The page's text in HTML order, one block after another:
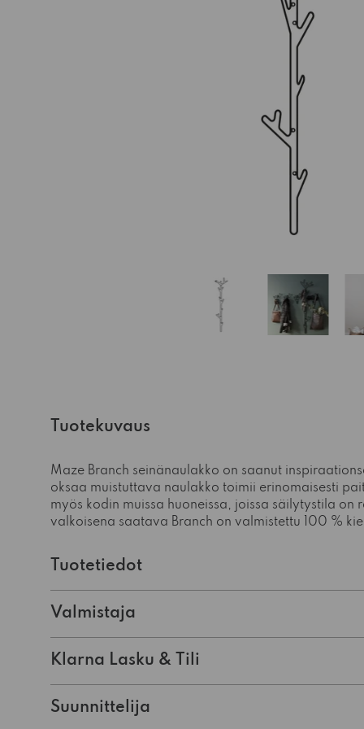
Tuotekuvaus
Maze Branch seinänaulakko on saanut
oksaa muistuttava naulakko toimii erinomaisesti
myös kodin muissa huoneissa, joissa säilytystila on
valkoisena saatava Branch on valmistettu 100 %
Tuotetiedot
Valmistaja
Klarna Lasku & Tili
Suunnittelija